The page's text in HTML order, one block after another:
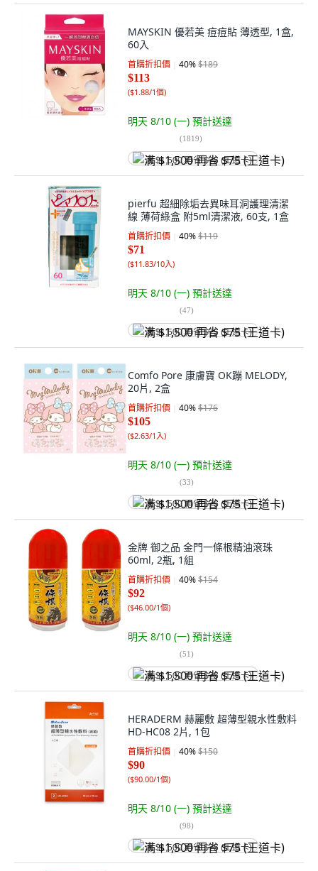
MAYSKIN 優若美 痘痘貼 薄透型, 1盒,
60入
首購折扣價 40%$189
$113
($1.88/1個)
明天 8/10 (一) 預計送達
(1819)
满 $1,500 再省 $75 (王道卡)
pierfu 超細除垢去異味耳洞護理清潔
線 薄荷綠盒 附5ml清潔液, 60支, 1盒
首購折扣價 40%$119
$71
($11.83/10入)
明天 8/10 (一) 預計送達
(47)
满 $1,500 再省 $75 (王道卡)
Comfo Pore 康膚寶 OK蹦 MELODY,
20片, 2盒
首購折扣價 40%$176
$105
($2.63/1入)
明天 8/10 (一) 預計送達
(33)
满 $1,500 再省 $75 (王道卡)
金牌 御之品 金門一條根精油滾珠
60ml, 2瓶, 1組
首購折扣價 40%$154
$92
($46.00/1個)
明天 8/10 (一) 預計送達
(51)
满 $1,500 再省 $75 (王道卡)
HERADERM 赫麗敷 超薄型親水性敷料
HD-HC08 2片, 1包
首購折扣價 40%$150
$90
($90.00/1個)
明天 8/10 (一) 預計送達
(98)
满 $1,500 再省 $75 (王道卡)